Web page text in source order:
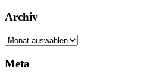
Archiv
Archiv
Meta